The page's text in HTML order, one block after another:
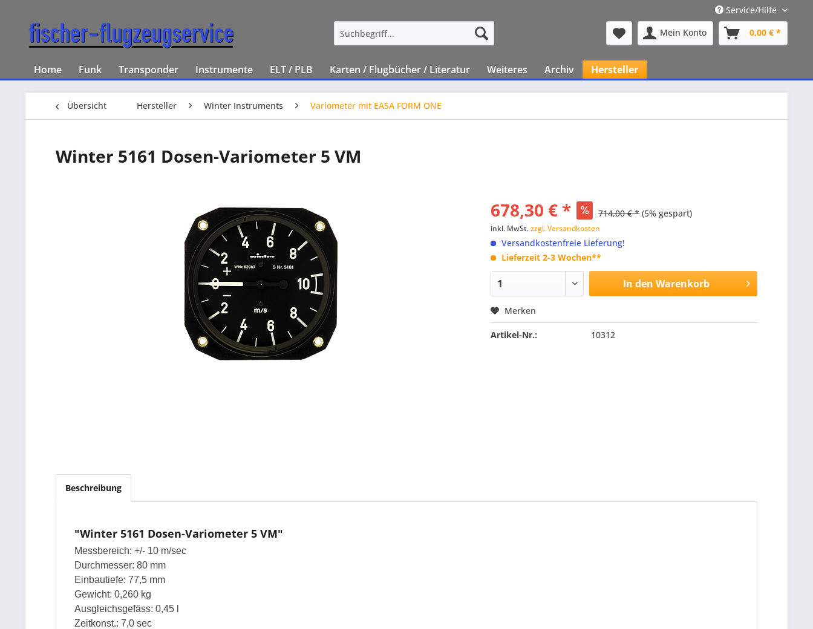
Service/Hilfe
Mein Konto
0,00 € *
Home Funk Transponder Instrumente ELT / PLB Karten / Flugbücher / Literatur Weiteres Archiv Hersteller
Übersicht Hersteller Winter Instruments Variometer mit EASA FORM ONE
Winter 5161 Dosen-Variometer 5 VM
678,30 € * 714,00 € * (5% gespart)
inkl. MwSt.zzgl. Versandkosten
Versandkostenfreie Lieferung!
Lieferzeit 2-3 Wochen**
In den Warenkorb
Merken
Artikel-Nr.: 10312
Beschreibung
"Winter 5161 Dosen-Variometer 5 VM"
Messbereich: +/- 10 m/sec
Durchmesser: 80 mm
Einbautiefe: 77,5 mm
Gewicht: 0,260 kg
Ausgleichsgefäss: 0,45 l
Zeitkonst.: 7,0 sec